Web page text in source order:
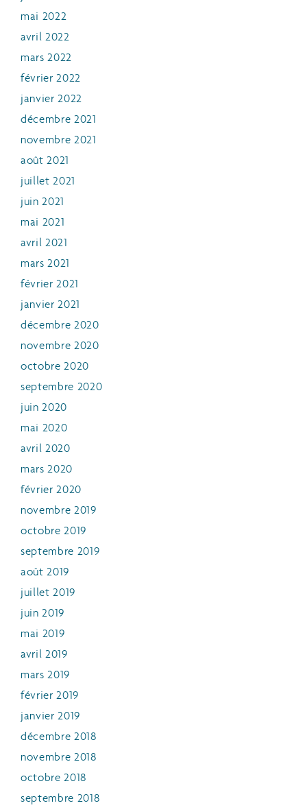
mai 2022
avril 2022
mars 2022
février 2022
janvier 2022
décembre 2021
novembre 2021
août 2021
juillet 2021
juin 2021
mai 2021
avril 2021
mars 2021
février 2021
janvier 2021
décembre 2020
novembre 2020
octobre 2020
septembre 2020
juin 2020
mai 2020
avril 2020
mars 2020
février 2020
novembre 2019
octobre 2019
septembre 2019
août 2019
juillet 2019
juin 2019
mai 2019
avril 2019
mars 2019
février 2019
janvier 2019
décembre 2018
novembre 2018
octobre 2018
septembre 2018